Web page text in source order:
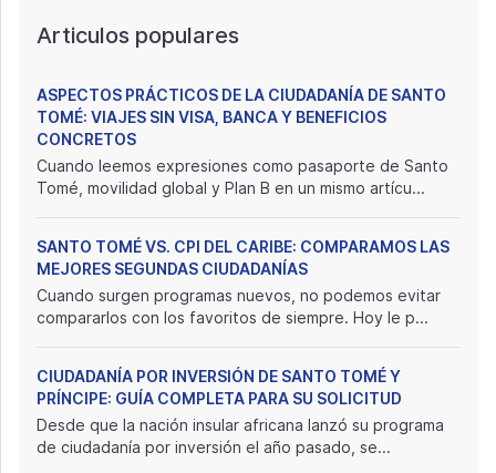
Articulos populares
ASPECTOS PRÁCTICOS DE LA CIUDADANÍA DE SANTO
TOMÉ: VIAJES SIN VISA, BANCA Y BENEFICIOS
CONCRETOS
Cuando leemos expresiones como pasaporte de Santo
Tomé, movilidad global y Plan B en un mismo artícu...
SANTO TOMÉ VS. CPI DEL CARIBE: COMPARAMOS LAS
MEJORES SEGUNDAS CIUDADANÍAS
Cuando surgen programas nuevos, no podemos evitar
compararlos con los favoritos de siempre. Hoy le p...
CIUDADANÍA POR INVERSIÓN DE SANTO TOMÉ Y
PRÍNCIPE: GUÍA COMPLETA PARA SU SOLICITUD
Desde que la nación insular africana lanzó su programa
de ciudadanía por inversión el año pasado, se...